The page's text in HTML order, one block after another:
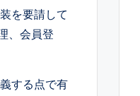
を要請して
、会員登
する点で有